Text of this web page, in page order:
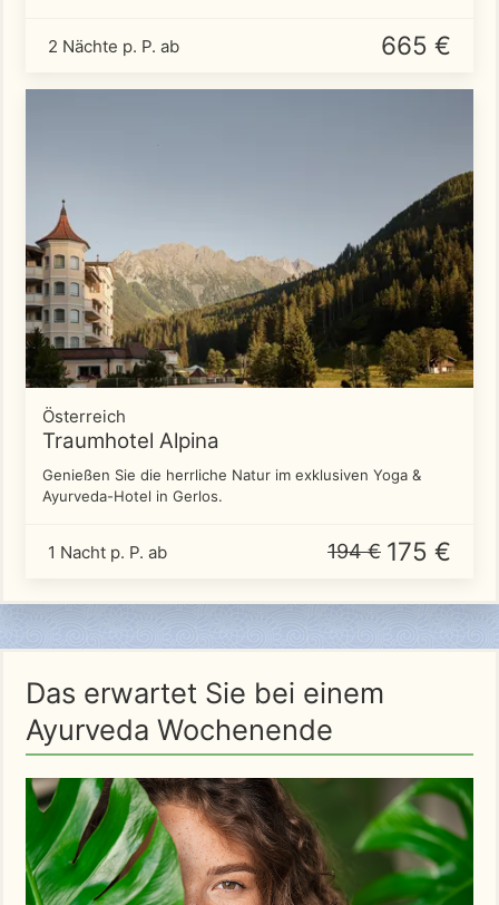
2 Nächte p. P. ab 665 €
Österreich
Traumhotel Alpina
Genießen Sie die herrliche Natur im exklusiven Yoga &
Ayurveda-Hotel in Gerlos.
1 Nacht p. P. ab 194 € 175 €
Das erwartet Sie bei einem
Ayurveda Wochenende